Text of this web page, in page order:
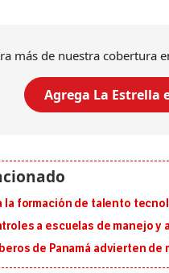
más de nuestra cobertura
Agrega La Estrella
la formación de talento
a escuelas de manejo
de Panamá advierten de